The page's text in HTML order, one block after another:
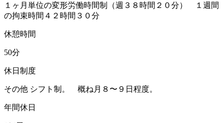
１ヶ月単位の変形労働時間制（週３８時間２０分） １週間
の拘束時間４２時間３０分
休憩時間
50分
休日制度
その他 シフト制。 概ね月８〜９日程度。
年間休日